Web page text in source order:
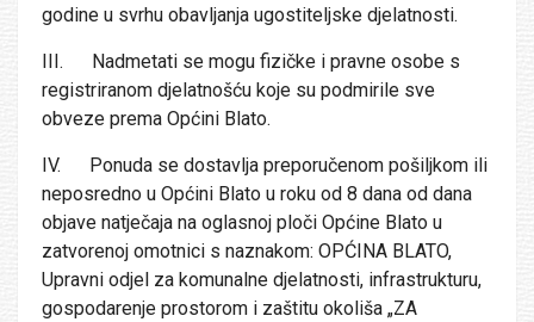
godine u svrhu obavljanja ugostiteljske djelatnosti.
III. Nadmetati se mogu fizičke i pravne osobe s
registriranom djelatnošću koje su podmirile sve
obveze prema Općini Blato.
IV. Ponuda se dostavlja preporučenom pošiljkom ili
neposredno u Općini Blato u roku od 8 dana od dana
objave natječaja na oglasnoj ploči Općine Blato u
zatvorenoj omotnici s naznakom: OPĆINA BLATO,
Upravni odjel za komunalne djelatnosti, infrastrukturu,
gospodarenje prostorom i zaštitu okoliša „ZA